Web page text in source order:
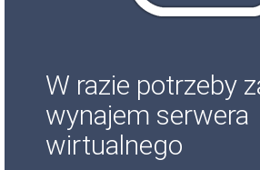
W razie potrzeby
wynajem serwera
wirtualnego